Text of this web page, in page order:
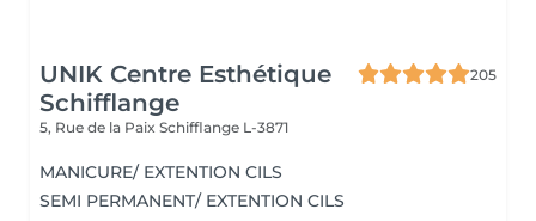
UNIK Centre Esthétique
Schifflange
205
5, Rue de la Paix Schifflange L-3871
MANICURE/ EXTENTION CILS
SEMI PERMANENT/ EXTENTION CILS